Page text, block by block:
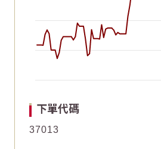
Line chart with 61 data points.
2026/05/072026/05/22
Line chart with 61 data points.
2026/05/072026/05/22
下單代碼
37013